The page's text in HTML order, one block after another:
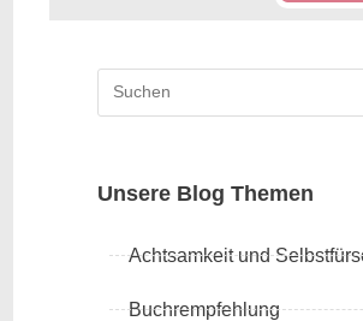
Unsere Blog Themen
Achtsamkeit und
Buchrempfehlung